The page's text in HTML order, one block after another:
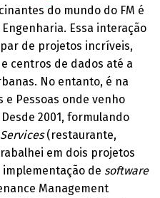
do mundo do FM é
Essa interação
de projetos incríveis,
centros de dados até a
No entanto, é na
e Pessoas onde venho
2001, formulando
(restaurante,
em dois projetos
de software
Management